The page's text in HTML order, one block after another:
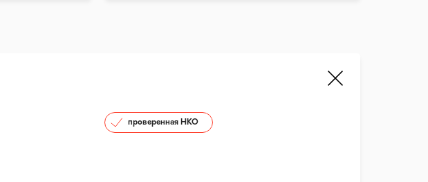
проверенная НКО